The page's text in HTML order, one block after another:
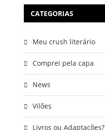
CATEGORIAS
Meu crush literário
Comprei pela capa
News
Vilões
Livros ou Adaptações?